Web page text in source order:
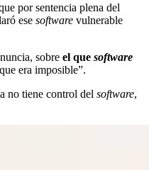
por sentencia plena del
ese software vulnerable
sobre el que software
era imposible”.
no tiene control del software,